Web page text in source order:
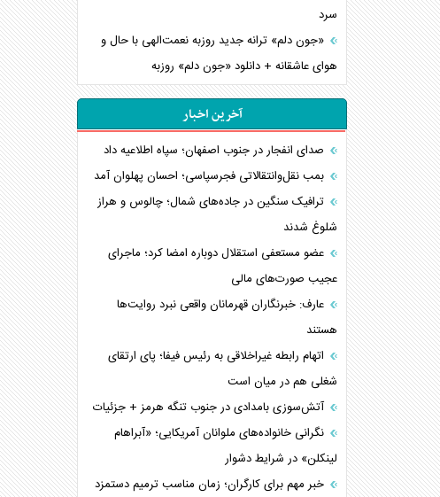
سرد
«جون دلم» ترانه جدید روزبه نعمت‌الهی با حال و
هوای عاشقانه + دانلود «جون دلم» روزبه
آخرین اخبار
صدای انفجار در جنوب اصفهان؛ سپاه اطلاعیه داد
بمب نقل‌وانتقالاتی فجرسپاسی؛ احسان پهلوان آمد
ترافیک سنگین در جاده‌های شمال؛ چالوس و هراز
شلوغ شدند
عضو مستعفی استقلال دوباره امضا کرد؛ ماجرای
عجیب صورت‌های مالی
عارف: خبرنگاران قهرمانان واقعی نبرد روایت‌ها
هستند
اتهام رابطه غیراخلاقی به رئیس فیفا؛ پای ارتقای
شغلی هم در میان است
آتش‌سوزی بامدادی در جنوب تنگه هرمز + جزئیات
نگرانی خانواده‌های ملوانان آمریکایی؛ «آبراهام
لینکلن» در شرایط دشوار
خبر مهم برای کارگران؛ زمان مناسب ترمیم دستمزد